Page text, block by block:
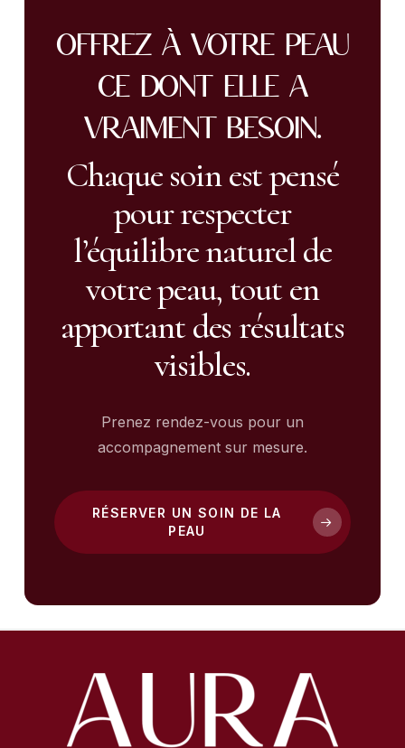
Offrez à votre peau
ce dont elle a
vraiment besoin.
Chaque soin est pensé
pour respecter
l’équilibre naturel de
votre peau, tout en
apportant des résultats
visibles.
Prenez rendez-vous pour un
accompagnement sur mesure.
RÉSERVER UN SOIN DE LA
PEAU